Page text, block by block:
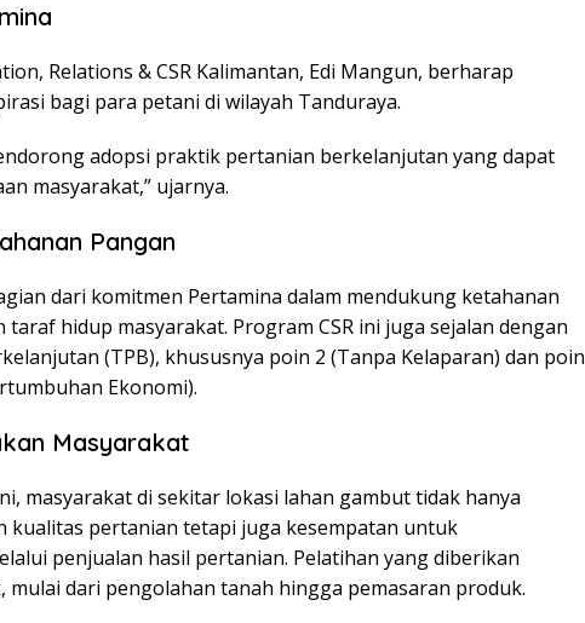
Relations & CSR Kalimantan, Edi Mangun, berharap
bagi para petani di wilayah Tanduraya.
adopsi praktik pertanian berkelanjutan yang dapat
masyarakat,” ujarnya.
Pangan
dari komitmen Pertamina dalam mendukung ketahanan
hidup masyarakat. Program CSR ini juga sejalan dengan
(TPB), khususnya poin 2 (Tanpa Kelaparan) dan poin
Ekonomi).
Masyarakat
masyarakat di sekitar lokasi lahan gambut tidak hanya
kualitas pertanian tetapi juga kesempatan untuk
penjualan hasil pertanian. Pelatihan yang diberikan
mulai dari pengolahan tanah hingga pemasaran produk.